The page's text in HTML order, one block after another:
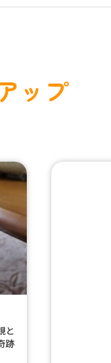
ップ
と
跡